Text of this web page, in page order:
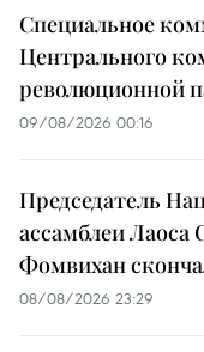
Специальное
Центрального
революционной
09/08/2026 00:16
Председатель
ассамблеи
Фомвихан
08/08/2026 23:29